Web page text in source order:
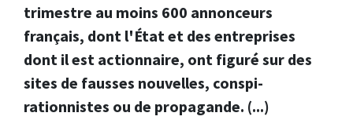
trimestre au moins 600 annonceurs
français, dont l'État et des entreprises
dont il est actionnaire, ont figuré sur des
sites de fausses nouvelles, conspi­
rationnistes ou de propagande. (...)